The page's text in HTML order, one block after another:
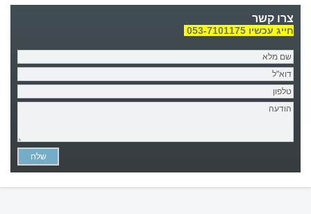
צרו קשר
חייג עכשיו 053-7101175